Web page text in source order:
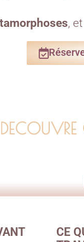
,
CE